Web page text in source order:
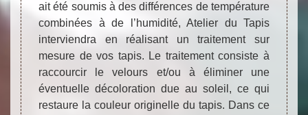
ait été soumis à des différences de température
combinées à de l’humidité, Atelier du Tapis
interviendra en réalisant un traitement sur
mesure de vos tapis. Le traitement consiste à
raccourcir le velours et/ou à éliminer une
éventuelle décoloration due au soleil, ce qui
restaure la couleur originelle du tapis. Dans ce